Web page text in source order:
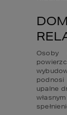
Osoby
upalne